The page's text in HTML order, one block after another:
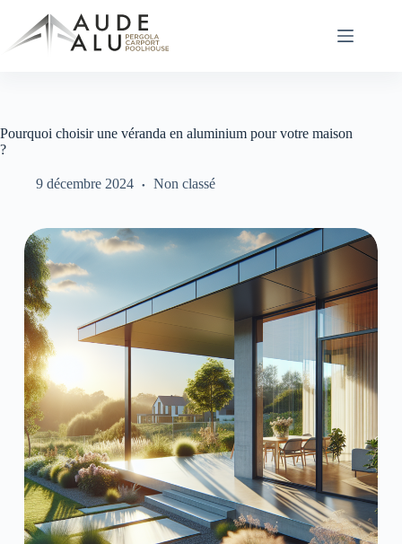
contenu
Pourquoi choisir une véranda en aluminium pour votre maison
?
9 décembre 2024 Non classé